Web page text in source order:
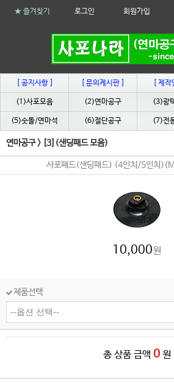
★ 즐겨찾기 로그인 회원가입
[ 공지사항 ] [ 문의게시판 ] [ 제작
(1)사포모음 (2)연마공구 (3)광
(5)숫돌/연마석 (6)절단공구 (7)전
연마공구> [3](샌딩패드 모음)
사포패드(샌딩패드) (4인치/5인치
10,000원
제품선택
총 상품 금액 0 원